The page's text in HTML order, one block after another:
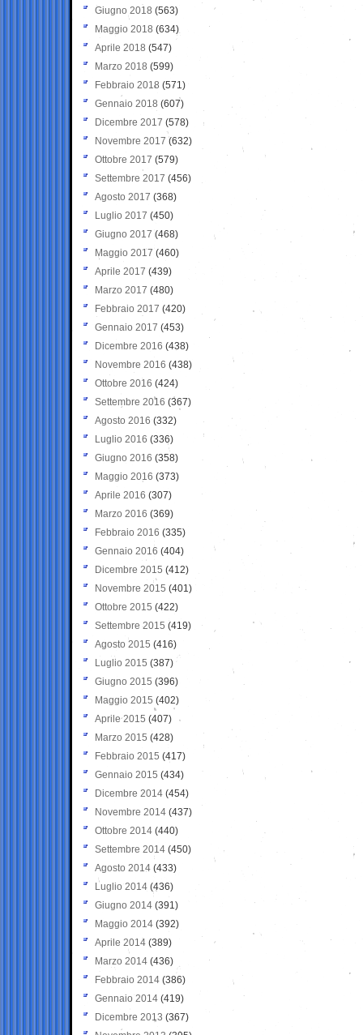
Giugno 2018 (563)
Maggio 2018 (634)
Aprile 2018 (547)
Marzo 2018 (599)
Febbraio 2018 (571)
Gennaio 2018 (607)
Dicembre 2017 (578)
Novembre 2017 (632)
Ottobre 2017 (579)
Settembre 2017 (456)
Agosto 2017 (368)
Luglio 2017 (450)
Giugno 2017 (468)
Maggio 2017 (460)
Aprile 2017 (439)
Marzo 2017 (480)
Febbraio 2017 (420)
Gennaio 2017 (453)
Dicembre 2016 (438)
Novembre 2016 (438)
Ottobre 2016 (424)
Settembre 2016 (367)
Agosto 2016 (332)
Luglio 2016 (336)
Giugno 2016 (358)
Maggio 2016 (373)
Aprile 2016 (307)
Marzo 2016 (369)
Febbraio 2016 (335)
Gennaio 2016 (404)
Dicembre 2015 (412)
Novembre 2015 (401)
Ottobre 2015 (422)
Settembre 2015 (419)
Agosto 2015 (416)
Luglio 2015 (387)
Giugno 2015 (396)
Maggio 2015 (402)
Aprile 2015 (407)
Marzo 2015 (428)
Febbraio 2015 (417)
Gennaio 2015 (434)
Dicembre 2014 (454)
Novembre 2014 (437)
Ottobre 2014 (440)
Settembre 2014 (450)
Agosto 2014 (433)
Luglio 2014 (436)
Giugno 2014 (391)
Maggio 2014 (392)
Aprile 2014 (389)
Marzo 2014 (436)
Febbraio 2014 (386)
Gennaio 2014 (419)
Dicembre 2013 (367)